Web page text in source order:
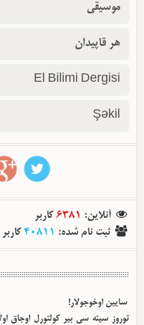
موسیقی
هر قاپیدان
El Bilimi Dergisi
Şəkil
آنلاین:
6381 کاربر
ثبت نام شده:
40811 کاربر
سایین اوخوجولار!
توروز سیته سی بیر کولتورل اوجاق